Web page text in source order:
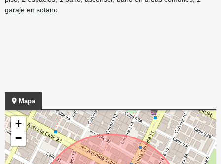
garaje en sotano.
Mapa
+
−